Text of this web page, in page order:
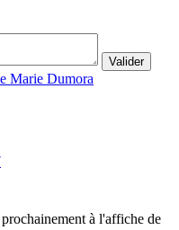
Marie Dumora
à l'affiche de